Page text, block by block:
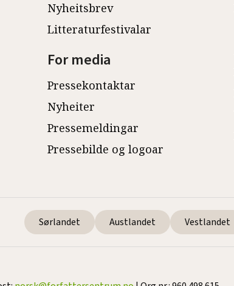
Nyheitsbrev
Litteraturfestivalar
For media
Pressekontaktar
Nyheiter
Pressemeldingar
Pressebilde og logoar
Sørlandet Austlandet Vestlandet